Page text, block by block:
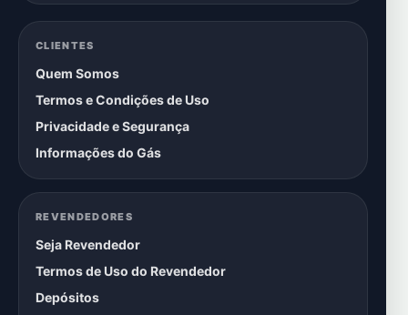
CLIENTES
Quem Somos
Termos e Condições de Uso
Privacidade e Segurança
Informações do Gás
REVENDEDORES
Seja Revendedor
Termos de Uso do Revendedor
Depósitos